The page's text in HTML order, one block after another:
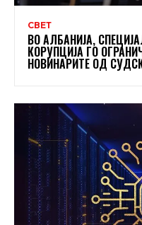
СВЕТ
ВО АЛБАНИЈА,
КОРУПЦИЈА ГО
НОВИНАРИТЕ ОД